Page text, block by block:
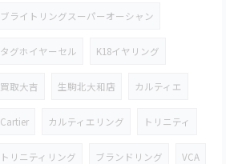
ブライトリングスーパーオーシャン
タグホイヤーセル K18イヤリング
買取大吉 生駒北大和店 カルティエ
Cartier カルティエリング トリニティ
トリニティリング ブランドリング VCA